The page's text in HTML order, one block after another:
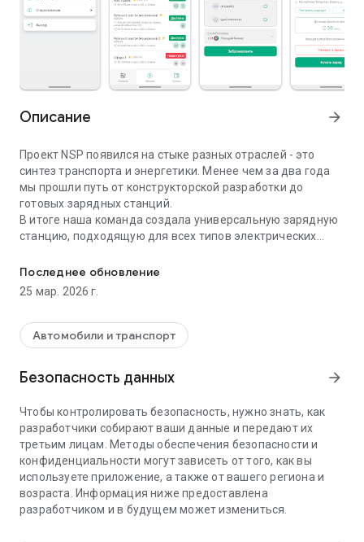
Описание arrow_forward
Проект NSP появился на стыке разных отраслей - это
синтез транспорта и энергетики. Менее чем за два года
мы прошли путь от конструкторской разработки до
готовых зарядных станций.
В итоге наша команда создала универсальную зарядную
станцию, подходящую для всех типов электрических
Это приложение поможет найти ближайшую к вам
станцию, покажет состояние электростанции, доступный
тип конекторов, оплатить электрозярядку вашего
контролировать процесс зарядки в режиме реального
времени.
Последнее обновление
25 мар. 2026 г.
Автомобили и транспорт
Безопасность данных arrow_forward
Чтобы контролировать безопасность, нужно знать, как
разработчики собирают ваши данные и передают их
третьим лицам. Методы обеспечения безопасности и
конфиденциальности могут зависеть от того, как вы
используете приложение, а также от вашего региона и
возраста. Информация ниже предоставлена
разработчиком и в будущем может измениться.